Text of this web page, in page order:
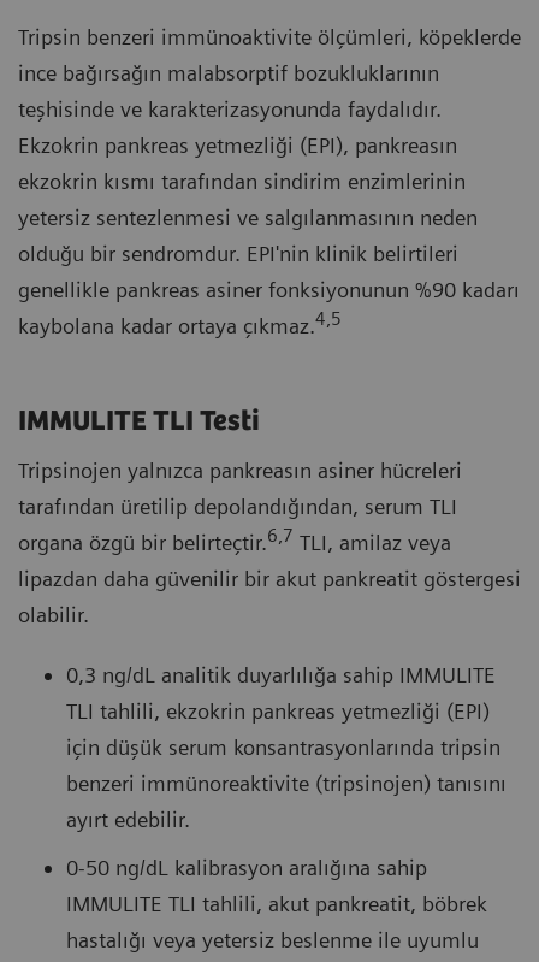
Tripsin benzeri immünoaktivite ölçümleri, köpeklerde
ince bağırsağın malabsorptif bozukluklarının
teşhisinde ve karakterizasyonunda faydalıdır.
Ekzokrin pankreas yetmezliği (EPI), pankreasın
ekzokrin kısmı tarafından sindirim enzimlerinin
yetersiz sentezlenmesi ve salgılanmasının neden
olduğu bir sendromdur. EPI'nin klinik belirtileri
genellikle pankreas asiner fonksiyonunun %90 kadarı
kaybolana kadar ortaya çıkmaz.4,5
IMMULITE TLI Testi
Tripsinojen yalnızca pankreasın asiner hücreleri
tarafından üretilip depolandığından, serum TLI
organa özgü bir belirteçtir.6,7 TLI, amilaz veya
lipazdan daha güvenilir bir akut pankreatit göstergesi
olabilir.
0,3 ng/dL analitik duyarlılığa sahip IMMULITE
TLI tahlili, ekzokrin pankreas yetmezliği (EPI)
için düşük serum konsantrasyonlarında tripsin
benzeri immünoreaktivite (tripsinojen) tanısını
ayırt edebilir.
0-50 ng/dL kalibrasyon aralığına sahip
IMMULITE TLI tahlili, akut pankreatit, böbrek
hastalığı veya yetersiz beslenme ile uyumlu